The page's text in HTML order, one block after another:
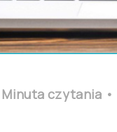
Minuta czytania •